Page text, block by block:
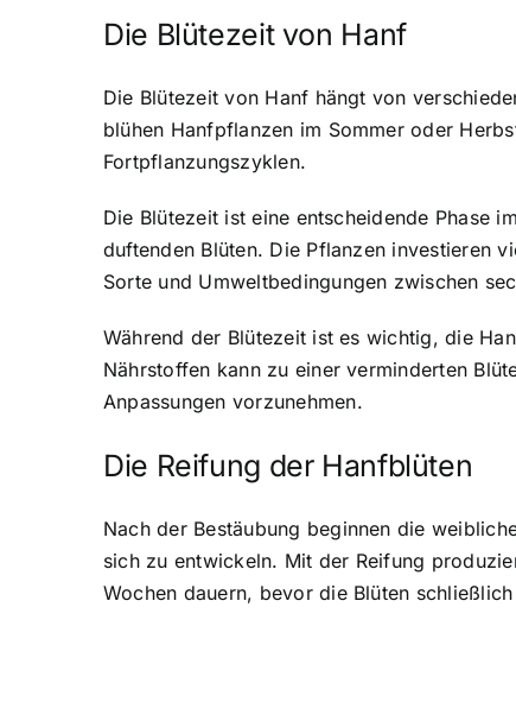
Die Blütezeit von Hanf
Die Blütezeit von Hanf hängt von
blühen Hanfpflanzen im Sommer oder
Fortpflanzungszyklen.
Die Blütezeit ist eine entscheidende Phase
duftenden Blüten. Die Pflanzen investieren
Sorte und Umweltbedingungen zwischen
Während der Blütezeit ist es wichtig, die
Nährstoffen kann zu einer verminderten
Anpassungen vorzunehmen.
Die Reifung der Hanfblüten
Nach der Bestäubung beginnen die
sich zu entwickeln. Mit der Reifung
Wochen dauern, bevor die Blüten